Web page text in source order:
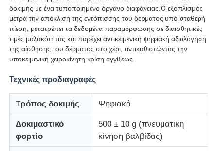
επαφή
Ζητήστε ένα απόσπασμα
Εξοπλισμός δοκιμής εργαστηρίων
Θάλαμος Περιβαλλοντικών Δοκιμών
Καθολική μηχανή δοκιμών
δοκιμής με ένα τυποποιημένο όργανο διαφάνειας.Ο εξοπλισμός
μετρά την απόκλιση της εντόπισσης του δέρματος υπό σταθερή
πίεση, μετατρέπει τα δεδομένα παραμόρφωσης σε διαισθητικές
τιμές μαλακότητας και παρέχει αντικειμενική ψηφιακή αξιολόγηση
της αίσθησης του δέρματος στο χέρι, αντικαθιστώντας την
υποκειμενική χειροκίνητη κρίση αγγίξεως.
Τεχνικές προδιαγραφές
Τρόπος δοκιμής Ψηφιακό
Δοκιμαστικό
φορτίο
500 ± 10 g (πνευματική
κίνηση βαλβίδας)